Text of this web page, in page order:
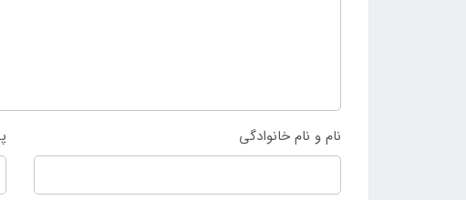
نام و نام خانوادگی